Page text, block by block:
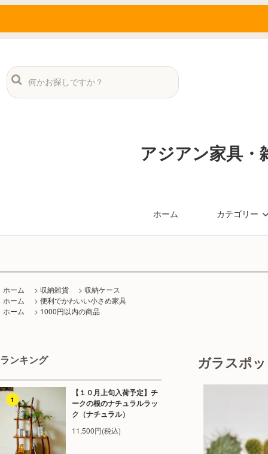
アジアン家具・
ホーム カテゴリー
ホーム > 収納雑貨 > 収納ケース
ホーム
> 便利でかわいい小さめ家具
ホーム
> 1000円以内の商品
ランキング
1
【１０月上旬入荷予定】チ
ークの根のナチュラルラッ
ク（ナチュラル）
11,500円(税込)
ガラスポ